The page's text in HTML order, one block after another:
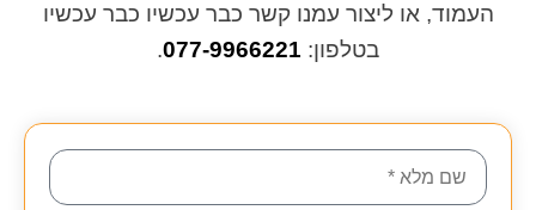
העמוד, או ליצור עמנו קשר כבר עכשיו כבר עכשיו
בטלפון: 077-9966221
.